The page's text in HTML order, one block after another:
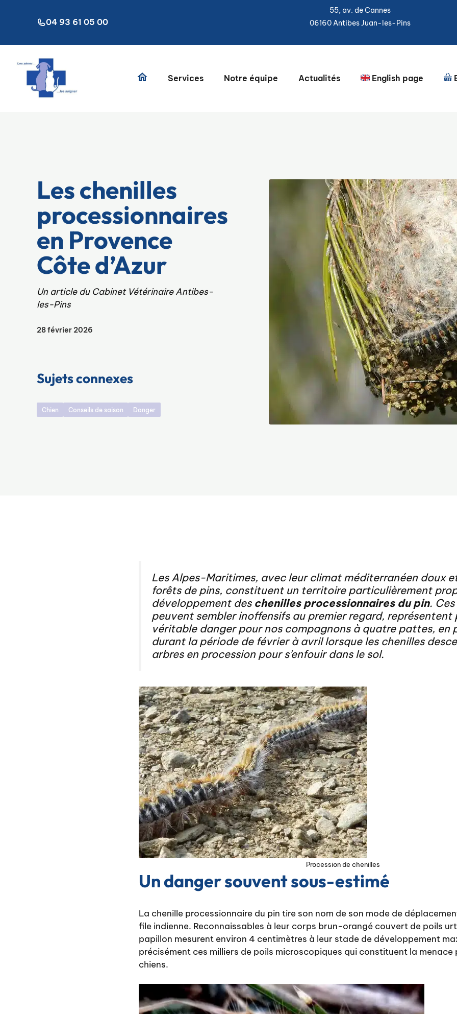
04 93 61 05 00
55, av. de Cannes
06160 Antibes Juan-les-Pins
Services Notre équipe Actualités English page
Les chenilles
processionnaires
en Provence
Côte d’Azur
Un article du Cabinet Vétérinaire Antibes-
les-Pins
28 février 2026
Sujets connexes
Chien Conseils de saison Danger
Les Alpes-Maritimes, avec leur climat méditerranéen doux
forêts de pins, constituent un territoire particulièrement
développement des chenilles processionnaires du pin.
peuvent sembler inoffensifs au premier regard,
véritable danger pour nos compagnons à quatre pattes, en
durant la période de février à avril lorsque les chenilles
arbres en procession pour s’enfouir dans le sol.
Procession de chenilles
Un danger souvent sous-estimé
La chenille processionnaire du pin tire son nom de son mode de
file indienne. Reconnaissables à leur corps brun-orangé couvert de poils
papillon mesurent environ 4 centimètres à leur stade de développement
précisément ces milliers de poils microscopiques qui constituent la menace
chiens.